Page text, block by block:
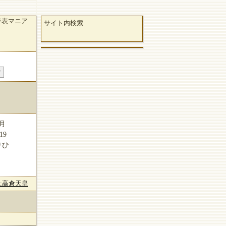
マニア
ひ
倉天皇
サイト内検索